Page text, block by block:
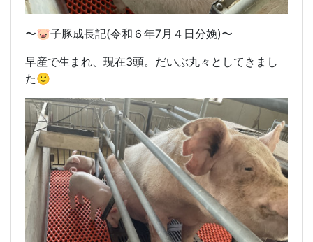
〜🐷子豚成長記(令和６年7月４日分娩)〜
早産で生まれ、現在3頭。だいぶ丸々としてきまし
た🙂